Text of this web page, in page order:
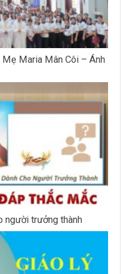
Maria Mân Côi – Ánh
người trưởng thành